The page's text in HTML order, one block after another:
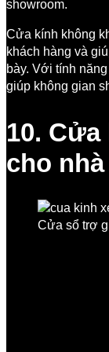
showroom.
Cửa kính không
khách hàng và
bày. Với tính
giúp không gian
10.
cho
Cửa sổ trợ